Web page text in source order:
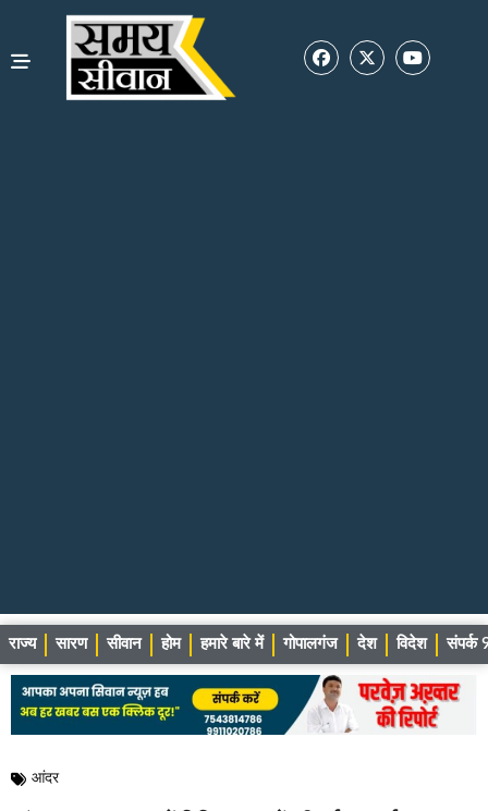
राज्य सारण सीवान होम हमारे बारे में गोपालगंज देश विदेश संपर्क
आंदर